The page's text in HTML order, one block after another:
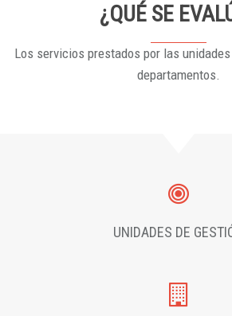
¿QUÉ SE
Los servicios prestados por las
departamentos.
UNIDADES DE